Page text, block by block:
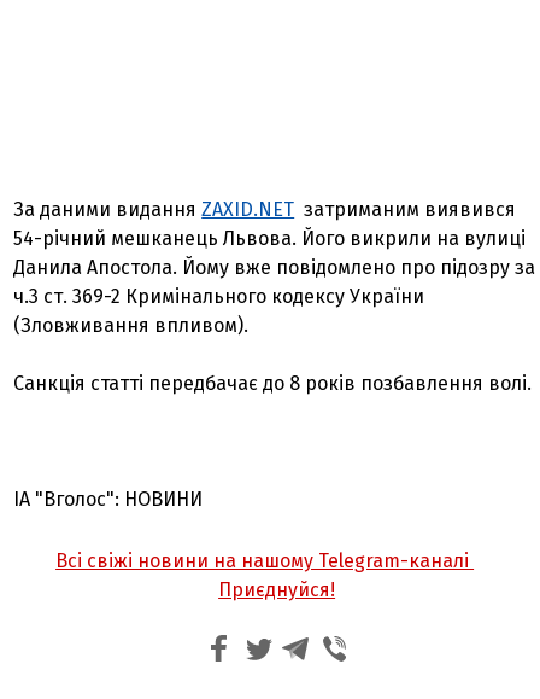
За даними виданняZAXID.NET затриманим виявився
54-річний мешканець Львова. Його викрили на вулиці
Данила Апостола. Йому вже повідомлено про підозру за
ч.3 ст. 369-2 Кримінального кодексу України
(Зловживання впливом).
Санкція статті передбачає до 8 років позбавлення волі.
ІА "Вголос": НОВИНИ
Всі свіжі новини на нашому Telegram-каналі
Приєднуйся!